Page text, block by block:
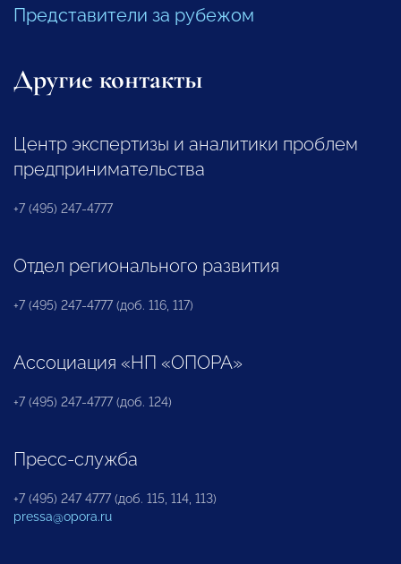
Представители за рубежом
Другие контакты
Центр экспертизы и аналитики проблем
предпринимательства
+7 (495) 247-4777
Отдел регионального развития
+7 (495) 247-4777 (доб. 116, 117)
Ассоциация «НП «ОПОРА»
+7 (495) 247-4777 (доб. 124)
Пресс-служба
+7 (495) 247 4777 (доб. 115, 114, 113)
pressa@opora.ru